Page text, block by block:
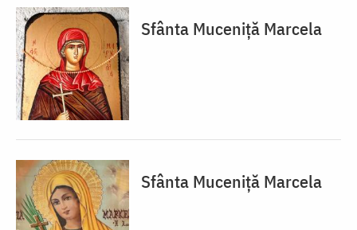
Sfânta Muceniță Marcela
Sfânta Muceniță Marcela